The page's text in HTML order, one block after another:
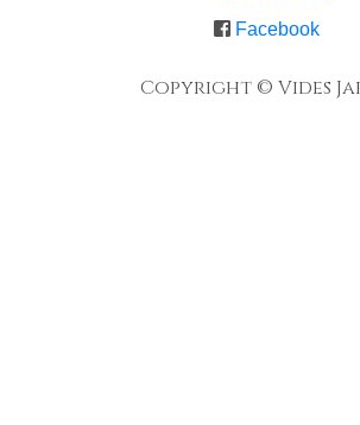
Facebook
Copyright © Vides